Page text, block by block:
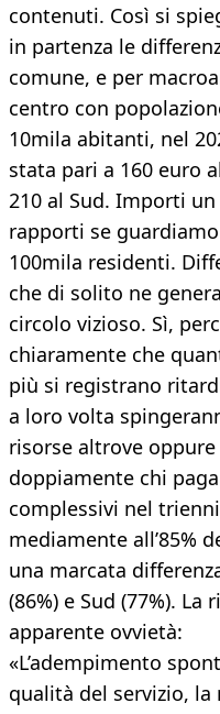
contenuti. Così si
in partenza le
comune, e per
centro con
10mila abitanti, nel
stata pari a 160 euro
210 al Sud. Importi
rapporti se
100mila residenti.
che di solito ne
circolo vizioso. Sì,
chiaramente che
più si registrano
a loro volta
risorse altrove
doppiamente chi
complessivi nel
mediamente all’85%
una marcata
(86%) e Sud (77%).
apparente ovvietà:
«L’adempimento
qualità del servizio,